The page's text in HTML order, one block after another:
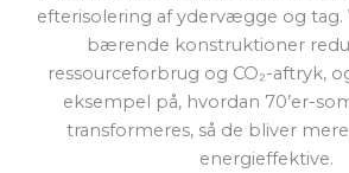
efterisolering af ydervægge og tag.
bærende konstruktioner
ressourceforbrug og CO₂-aftryk,
eksempel på, hvordan 70’er-
transformeres, så de bliver
energieffektive.